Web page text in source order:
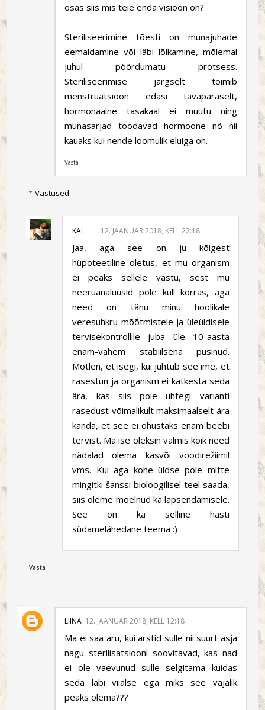
osas siis mis teie enda visioon on?
Steriliseerimine tõesti on munajuhade
eemaldamine või läbi lõikamine, mõlemal
juhul pöördumatu protsess.
Steriliseerimise järgselt toimib
menstruatsioon edasi tavapäraselt,
hormonaalne tasakaal ei muutu ning
munasarjad toodavad hormoone nö nii
kauaks kui nende loomulik eluiga on.
Vasta
Vastused
KAI 12. JAANUAR 2018, KELL 22:18
Jaa, aga see on ju kõigest
hüpoteetiline oletus, et mu organism
ei peaks sellele vastu, sest mu
neeruanalüüsid pole küll korras, aga
need on tänu minu hoolikale
veresuhkru mõõtmistele ja üleüldisele
tervisekontrollile juba üle 10-aasta
enam-vähem stabiilsena püsinud.
Mõtlen, et isegi, kui juhtub see ime, et
rasestun ja organism ei katkesta seda
ära, kas siis pole ühtegi varianti
rasedust võimalikult maksimaalselt ära
kanda, et see ei ohustaks enam beebi
tervist. Ma ise oleksin valmis kõik need
nädalad olema kasvõi voodirežiimil
vms. Kui aga kohe üldse pole mitte
mingitki šanssi bioloogilisel teel saada,
siis oleme mõelnud ka lapsendamisele.
See on ka selline hästi
südamelähedane teema :)
Vasta
LIINA 12. JAANUAR 2018, KELL 12:18
Ma ei saa aru, kui arstid sulle nii suurt asja
nagu sterilisatsiooni soovitavad, kas nad
ei ole vaevunud sulle selgitama kuidas
seda läbi viialse ega miks see vajalik
peaks olema???